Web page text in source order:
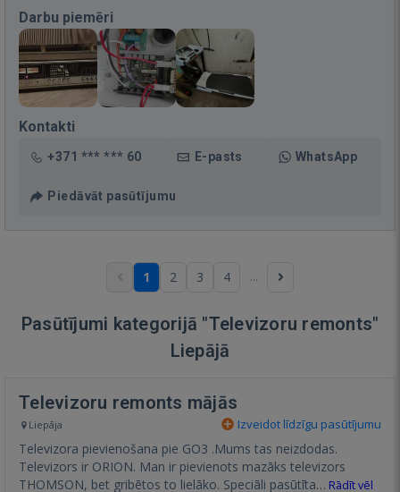
Darbu piemēri
Kontakti
+371 *** *** 60 E-pasts WhatsApp
Piedāvāt pasūtījumu
1 2 3 4 ...
Pasūtījumi kategorijā "Televizoru remonts"
Liepājā
Televizoru remonts mājās
Liepāja Izveidot līdzīgu pasūtījumu
Televizora pievienošana pie GO3 .Mums tas neizdodas.
Televizors ir ORION. Man ir pievienots mazāks televizors
THOMSON, bet gribētos to lielāko. Speciāli pasūtīta… Rādīt vēl